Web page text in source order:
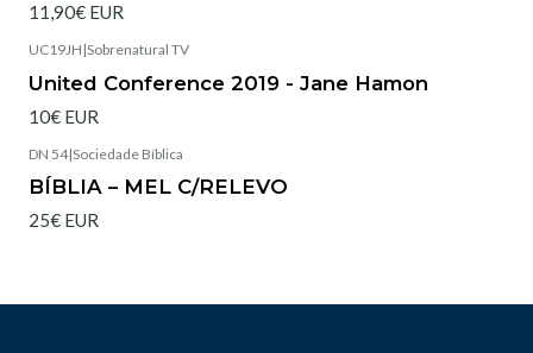
11,90€ EUR
UC19JH |Sobrenatural TV
United Conference 2019 - Jane Hamon
10€ EUR
DN 54|Sociedade Bíblica
BÍBLIA – MEL C/RELEVO
25€ EUR